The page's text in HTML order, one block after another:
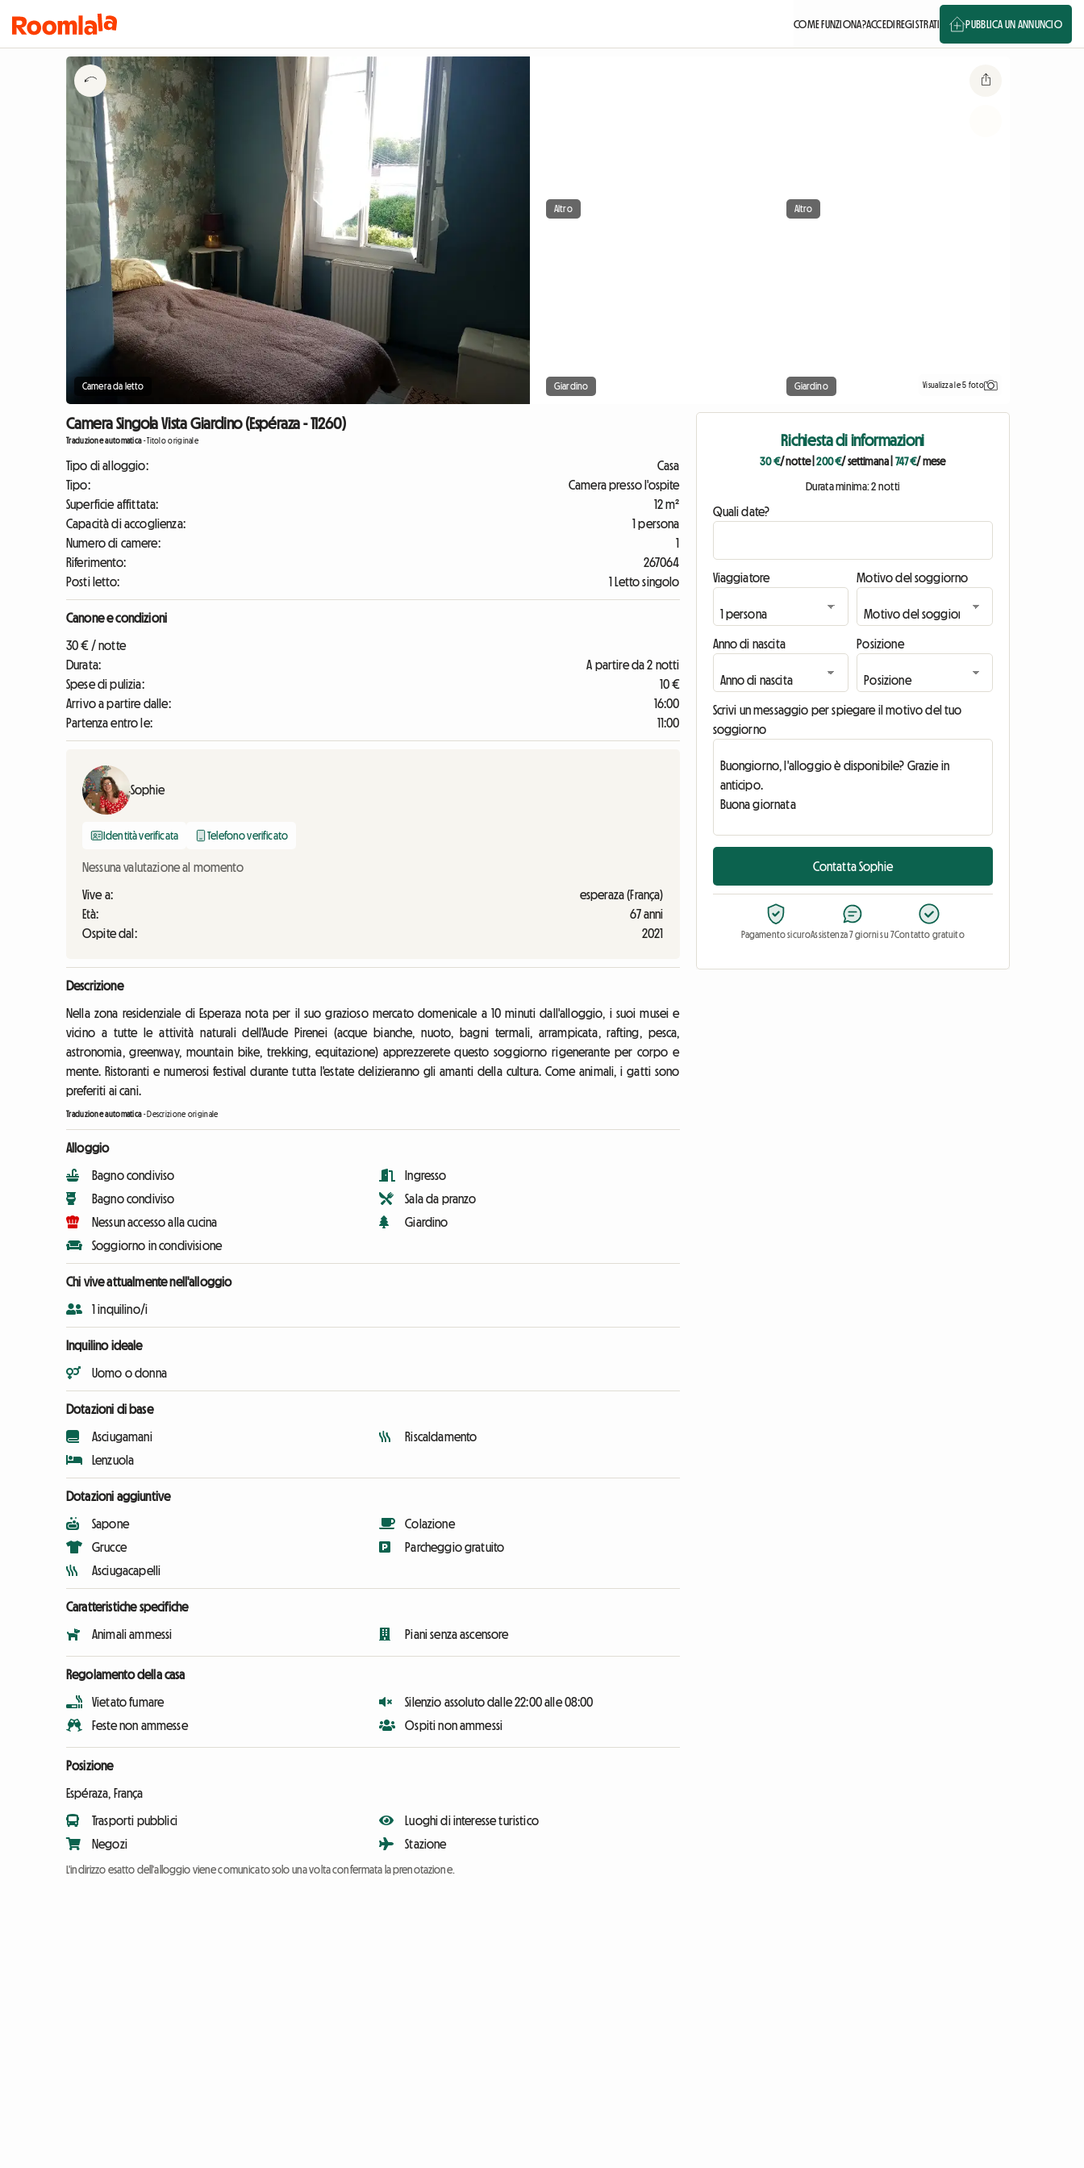
COME FUNZIONA?ACCEDIREGISTRATI PUBBLICA UN ANNUNCIO
Camera da letto
Altro Altro
Giardino Giardino Visualizza le 5 foto
Camera Singola Vista Giardino (Espéraza - 11260)
Traduzione automatica-Titolo originale
Tipo di alloggio:
Casa
Tipo:
Camera presso l'ospite
Superficie affittata:
12 m²
Capacità di accoglienza:
1 persona
Numero di camere:
1
Riferimento:
267064
Posti letto:
1 Letto singolo
Canone e condizioni
30 € / notte
Durata:
A partire da 2 notti
Spese di pulizia:
10 €
Arrivo a partire dalle:
16:00
Partenza entro le:
11:00
Sophie
Identità verificata Telefono verificato
Nessuna valutazione al momento
Vive a:
esperaza (França)
Età:
67 anni
Ospite dal:
2021
Descrizione
Nella zona residenziale di Esperaza nota per il suo grazioso mercato domenicale a 10 minuti dall'alloggio, i suoi musei e
vicino a tutte le attività naturali dell'Aude Pirenei (acque bianche, nuoto, bagni termali, arrampicata, rafting, pesca,
astronomia, greenway, mountain bike, trekking, equitazione) apprezzerete questo soggiorno rigenerante per corpo e
mente. Ristoranti e numerosi festival durante tutta l'estate delizieranno gli amanti della cultura. Come animali, i gatti sono
preferiti ai cani.
Traduzione automatica-Descrizione originale
Alloggio
Bagno condiviso
Bagno condiviso
Nessun accesso alla cucina
Soggiorno in condivisione
Ingresso
Sala da pranzo
Giardino
Chi vive attualmente nell'alloggio
1 inquilino/i
Inquilino ideale
Uomo o donna
Dotazioni di base
Asciugamani
Lenzuola
Riscaldamento
Dotazioni aggiuntive
Sapone
Grucce
Asciugacapelli
Colazione
Parcheggio gratuito
Caratteristiche specifiche
Animali ammessi Piani senza ascensore
Regolamento della casa
Vietato fumare
Feste non ammesse
Silenzio assoluto dalle 22:00 alle 08:00
Ospiti non ammessi
Posizione
Espéraza, França
Trasporti pubblici
Negozi
Luoghi di interesse turistico
Stazione
L'indirizzo esatto dell'alloggio viene comunicato solo una volta confermata la prenotazione.
Richiesta di informazioni
30 €/ notte|200 €/ settimana 747 €/ mese
Durata minima: 2 notti
Quali date?
Viaggiatore Motivo del soggiorno
Anno di nascita Posizione
Scrivi un messaggio per spiegare il motivo del tuo
soggiorno
Contatta Sophie
Pagamento sicuroAssistenza 7 giorni su 7Contatto gratuito